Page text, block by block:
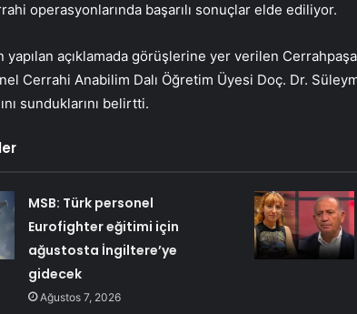
operasyonlarında başarılı sonuçlar elde ediliyor.
yapılan açıklamada görüşlerine yer verilen
Cerrahi Anabilim Dalı Öğretim Üyesi Doç. Dr.
sunduklarını belirtti.
MSB: Türk personel
Eurofighter eğitimi için
ağustosta İngiltere’ye
gidecek
Ağustos 7, 2026